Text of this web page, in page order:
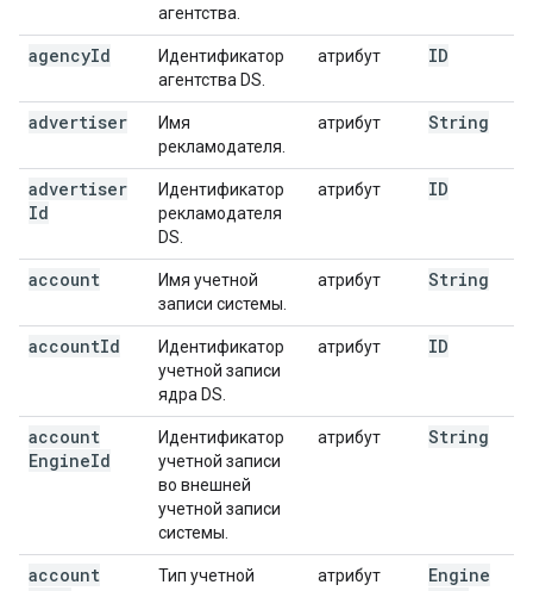
агентства.
agencyId
Идентификатор
агентства DS.
атрибут ID
advertiser
Имя
рекламодателя.
атрибут String
advertiser
Id
Идентификатор
рекламодателя
DS.
атрибут ID
account
Имя учетной
записи системы.
атрибут String
accountId
Идентификатор
учетной записи
ядра DS.
атрибут ID
account
EngineId
Идентификатор
учетной записи
во внешней
учетной записи
системы.
атрибут String
account
Тип учетной
атрибут
Engine